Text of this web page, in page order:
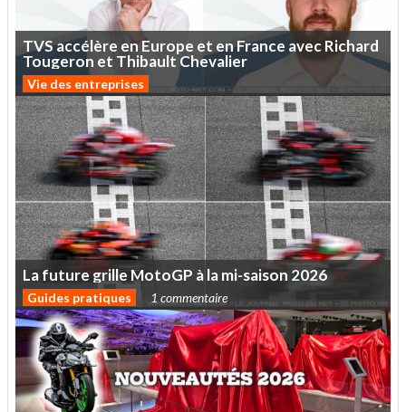
TVSaccélère enEurope et enFrance avecRichard
Tougeron et Thibault Chevalier
Vie des entreprises
Lafuturegrille MotoGP àlami-saison 2026
Guides pratiques 1 commentaire